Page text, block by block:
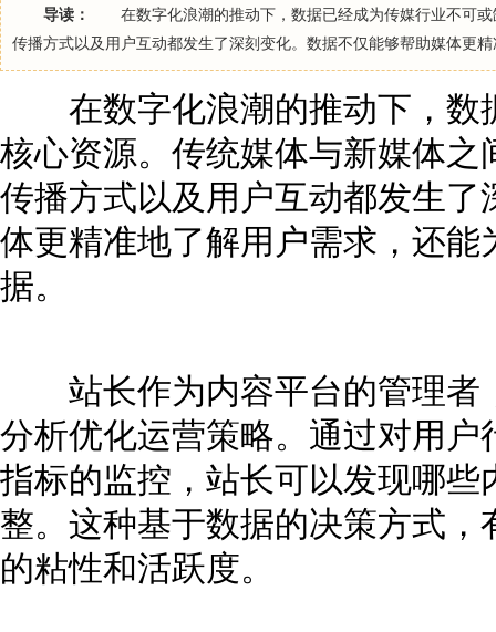
导读：
在数字化浪潮的推动下，数据已经成为传媒行业不可或
传播方式以及用户互动都发生了深刻变化。数据不仅能够帮助媒体更
在数字化浪潮的推动下，数
核心资源。传统媒体与新媒体
传播方式以及用户互动都发生
体更精准地了解用户需求，还
据。
站长作为内容平台的管理者
分析优化运营策略。通过对用
指标的监控，站长可以发现哪
整。这种基于数据的决策方式
的粘性和活跃度。